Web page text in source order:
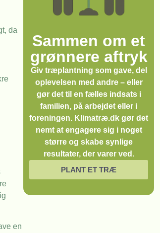
da
en
Sammen om et
grønnere aftryk
Giv træplantning som gave, del
oplevelsen med andre – eller
gør det til en fælles indsats i
familien, på arbejdet eller i
foreningen. Klimatræ.dk gør det
nemt at engagere sig i noget
større og skabe synlige
resultater, der varer ved.
PLANT ET TRÆ